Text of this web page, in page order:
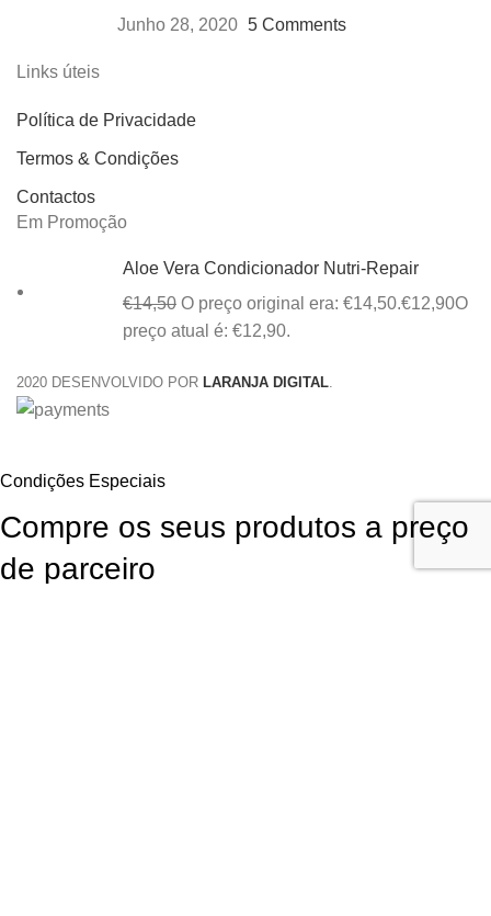
Junho 28, 2020 5 Comments
Links úteis
Política de Privacidade
Termos & Condições
Contactos
Em Promoção
Aloe Vera Condicionador Nutri-Repair
€14,50 O preço original era: €14,50.€12,90O
preço atual é: €12,90.
2020 DESENVOLVIDO POR LARANJA DIGITAL
Condições Especiais
Compre os seus produtos a preço
de parceiro